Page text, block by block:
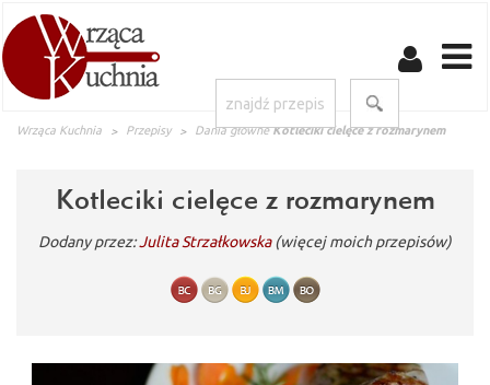
Wrząca Kuchnia Przepisy Dania główne Kotleciki cielęce z rozmarynem
Kotleciki cielęce z rozmarynem
Dodany przez:Julita Strzałkowska (więcej moich przepisów)